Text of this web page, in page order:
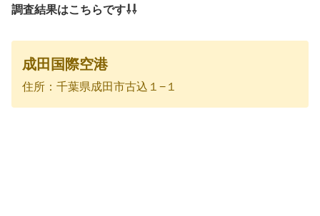
調査結果はこちらです⇩⇩
成田国際空港
住所：千葉県成田市古込１−１